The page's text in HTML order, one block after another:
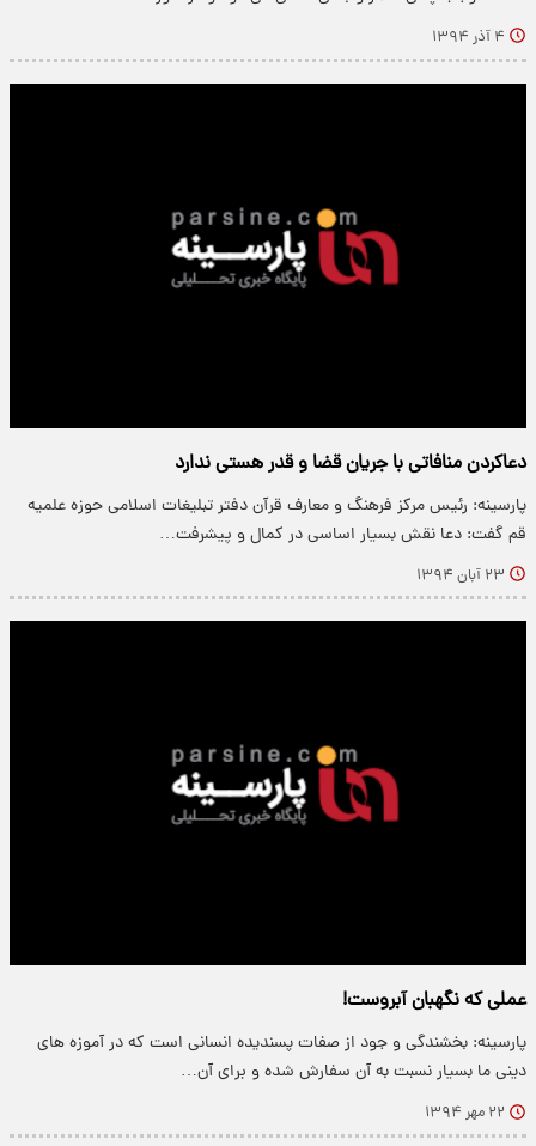
۴ آذر ۱۳۹۴
دعاکردن منافاتی با جریان قضا و قدر هستی ندارد
پارسینه: رئیس مرکز فرهنگ و معارف قرآن دفتر تبلیغات اسلامی حوزه علمیه
قم گفت: دعا نقش بسیار اساسی در کمال و پیشرفت…
۲۳ آبان ۱۳۹۴
عملی که نگهبان آبروست!
پارسینه: بخشندگی و جود از صفات پسندیده انسانی است که در آموزه های
دینی ما بسیار نسبت به آن سفارش شده و برای آن…
۲۲ مهر ۱۳۹۴